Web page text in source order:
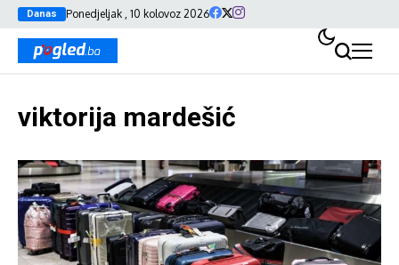
Danas Ponedjeljak , 10 kolovoz 2026
viktorija mardešić